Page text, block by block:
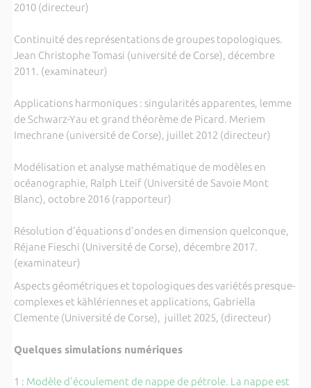
2010 (directeur)
Continuité des représentations de groupes topologiques.
Jean Christophe Tomasi (université de Corse), décembre
2011. (examinateur)
Applications harmoniques : singularités apparentes, lemme
de Schwarz-Yau et grand théorème de Picard. Meriem
Imechrane (université de Corse), juillet 2012 (directeur)
Modélisation et analyse mathématique de modèles en
océanographie, Ralph Lteif (Université de Savoie Mont
Blanc), octobre 2016 (rapporteur)
Résolution d'équations d'ondes en dimension quelconque,
Réjane Fieschi (Université de Corse), décembre 2017.
(examinateur)
Aspects géométriques et topologiques des variétés presque-
complexes et kählériennes et applications, Gabriella
Clemente (Université de Corse), juillet 2025, (directeur)
Quelques simulations numériques
1 : Modèle d'écoulement de nappe de pétrole. La nappe est